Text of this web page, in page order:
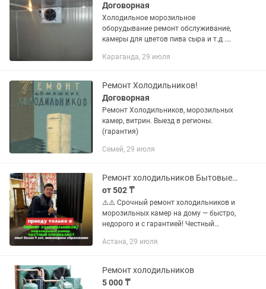
Договорная
Холодильное морозильное
оборудывание ремонт обслуживание,
камеры для цветов пива сыра и т.д .
Караганда, 29 июля
Ремонт Холодильников!
Договорная
Ремонт Холодильников, морозильных
камер, витрин. Выезд в регионы.
(гарантия)
Семей, 29 июля
Ремонт холодильников Бытовые, Витрины, Промхолод. Быстро с гарантией!
от 502 ₸
⚠️⚠️ Срочный ремонт холодильников и
морозильных камер на дому — быстро,
недорого и с гарантией! Честный
частный мастер по ремонту
Астана, 29 июля
Ремонт холодильников
5 000 ₸